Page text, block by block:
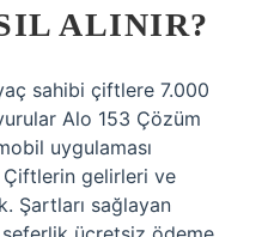
ALINIR?
sahibi çiftlere 7.000
Alo 153 Çözüm
uygulaması
gelirleri ve
Şartları sağlayan